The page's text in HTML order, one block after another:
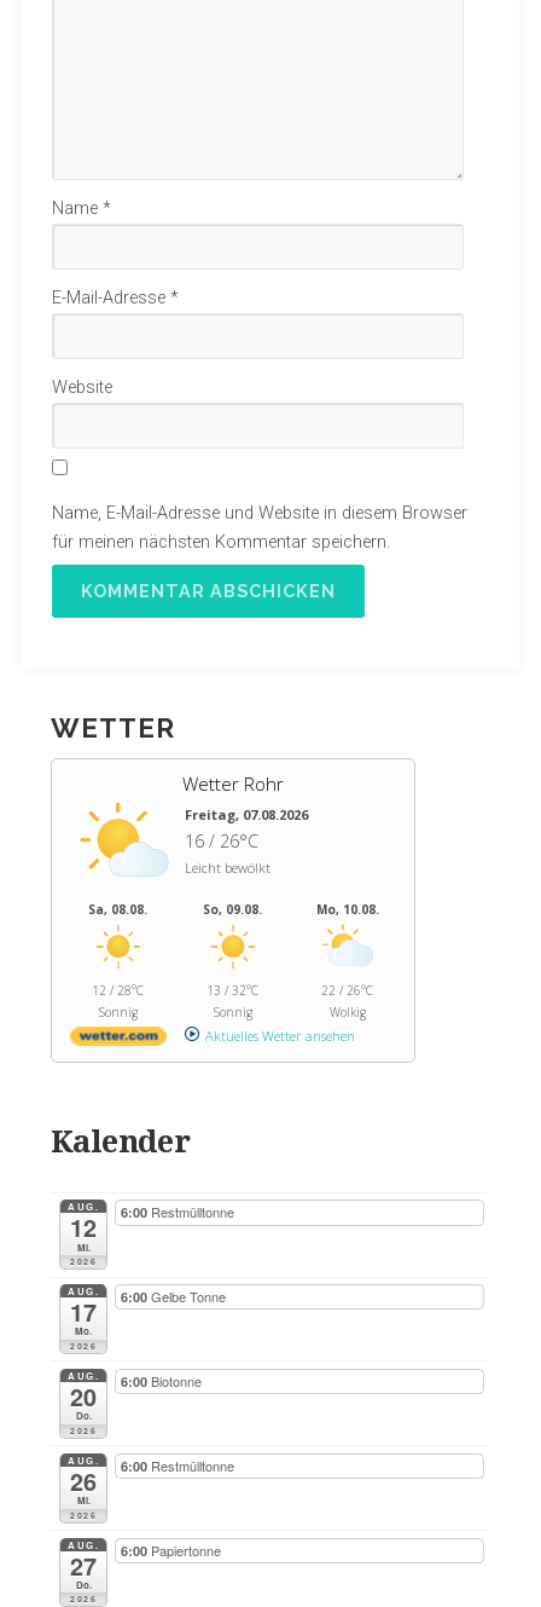
Name *
E-Mail-Adresse *
Website
Name, E-Mail-Adresse und Website in diesem Browser
für meinen nächsten Kommentar speichern.
WETTER
Wetter Rohr
Freitag, 07.08.2026
16 / 26°C
Leicht bewölkt
Sa, 08.08.
12 / 28°C
Sonnig
So, 09.08.
13 / 32°C
Sonnig
Mo, 10.08.
22 / 26°C
Wolkig
Aktuelles Wetter ansehen
Kalender
AUG.
12
Mi.
2026
6:00 Restmülltonne
AUG.
17
Mo.
2026
6:00Gelbe Tonne
AUG.
20
Do.
2026
6:00 Biotonne
AUG.
26
Mi.
2026
6:00 Restmülltonne
AUG.
27
Do.
2026
6:00 Papiertonne